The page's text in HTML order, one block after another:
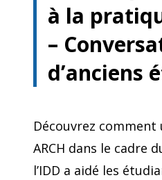
à la
–
d’anciens
Découvrez
ARCH dans le cadre
l’IDD a aidé les